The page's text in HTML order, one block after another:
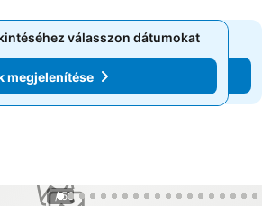
válasszon dátumokat
megjelenítése
válasszon dátumokat
megjelenítése
1 / 56